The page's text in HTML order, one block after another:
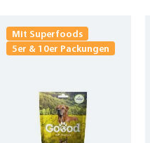
Mit Superfoods
5er & 10er Packungen